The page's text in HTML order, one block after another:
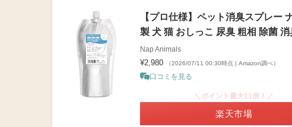
【プロ仕様】ペット消臭スプレー
製 犬 猫 おしっこ 尿臭 粗相 除菌
Nap Animals
¥2,980 （2026/07/11 00:30時点 | Amazon調べ）
口コミを見る
＼ポイント最大11倍！／
楽天市場